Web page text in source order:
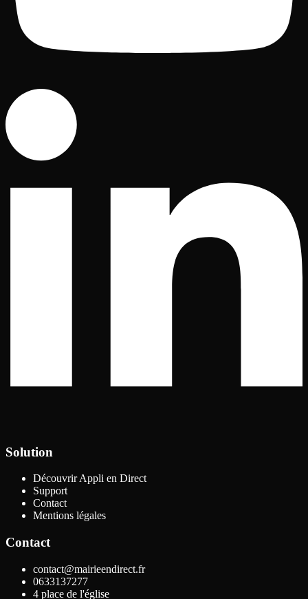
Solution
Découvrir Appli en Direct
Support
Contact
Mentions légales
Contact
contact@mairieendirect.fr
0633137277
4 place de l'église